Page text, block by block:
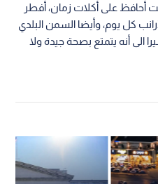
أحافظ على أكلات زمان، أفطر
كل يوم، وأيضا السمن البلدي
الى أنه يتمتع بصحة جيدة ولا